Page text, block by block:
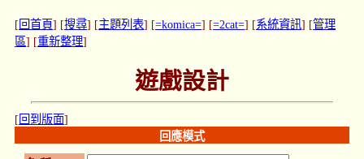
[ 回首頁] [搜尋] [主題列表] [=komica=] [=2cat=] [系統資訊] [管理
區] [重新整理]
遊戲設計
[ 回到版面]
回應模式